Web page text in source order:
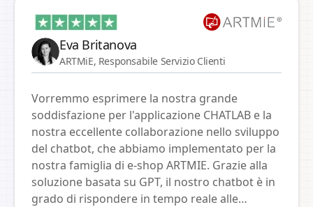
Eva Britanova
ARTMiE, Responsabile Servizio Clienti
Vorremmo esprimere la nostra grande
soddisfazione per l'applicazione CHATLAB e la
nostra eccellente collaborazione nello sviluppo
del chatbot, che abbiamo implementato per la
nostra famiglia di e-shop ARTMIE. Grazie alla
soluzione basata su GPT, il nostro chatbot è in
grado di rispondere in tempo reale alle